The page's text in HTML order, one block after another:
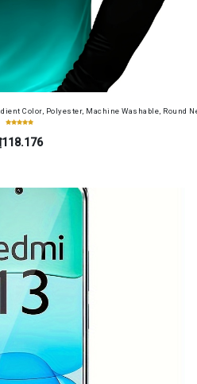
Color, Polyester, Machine Washable, Round